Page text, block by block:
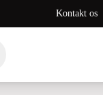
Kontakt os